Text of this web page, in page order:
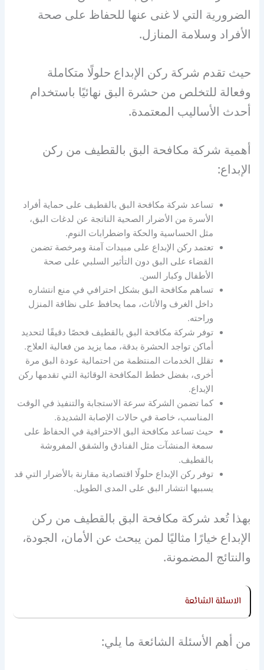
الضرورية التي لا غنى عنها للحفاظ على صحة
الأفراد وسلامة المنازل.
حيث تقدم شركة ركن الإبداع حلولًا متكاملة
وفعالة للتخلص من حشرة البق نهائيًا باستخدام
أحدث الأساليب المعتمدة.
أهمية شركة مكافحة البق بالقطيف من ركن
الإبداع:
تساعد شركة مكافحة البق بالقطيف على حماية أفراد
الأسرة من الأضرار الصحية الناتجة عن لدغات البق،
مثل الحساسية والحكة واضطرابات النوم.
تعتمد ركن الإبداع على مبيدات آمنة ومرخصة تضمن
القضاء على البق دون التأثير السلبي على صحة
الأطفال وكبار السن.
تساهم مكافحة البق بشكل احترافي في منع انتشاره
داخل الغرف والأثاث، مما يحافظ على نظافة المنزل
وراحته.
توفر شركة مكافحة البق بالقطيف فحصًا دقيقًا لتحديد
أماكن تواجد الحشرة بدقة، مما يزيد من فعالية العلاج.
تقلل الخدمات المنتظمة من احتمالية عودة البق مرة
أخرى، بفضل خطط المكافحة الوقائية التي تقدمها ركن
الإبداع.
كما تضمن الشركة سرعة الاستجابة والتنفيذ في الوقت
المناسب، خاصة في حالات الإصابة الشديدة.
حيث تساعد مكافحة البق الاحترافية في الحفاظ على
سمعة المنشآت مثل الفنادق والشقق المفروشة
بالقطيف.
توفر ركن الإبداع حلولًا اقتصادية مقارنة بالأضرار التي قد
يسببها انتشار البق على المدى الطويل.
بهذا تُعد شركة مكافحة البق بالقطيف من ركن
الإبداع خيارًا مثاليًا لمن يبحث عن الأمان، الجودة،
والنتائج المضمونة.
الاسئلة الشائعة
من أهم الأسئلة الشائعة ما يلي: